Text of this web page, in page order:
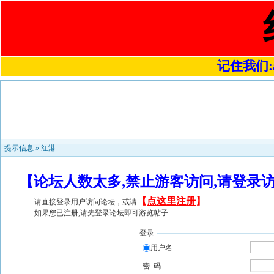
记住我们
提示信息 » 红港
【论坛人数太多,禁止游客访问,请登
请直接登录用户访问论坛，或请 【 点这里注册】
如果您已注册,请先登录论坛即可游览帖子
登录
用户名
密 码